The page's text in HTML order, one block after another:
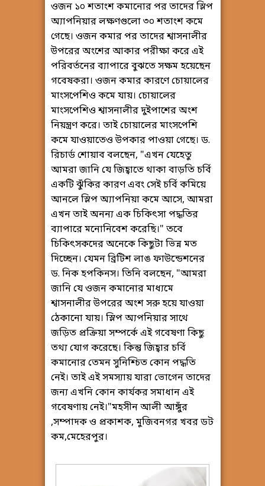
ওজন ১০ শতাংশ কমানোর পর তাদের স্লিপ
অ্যাপনিয়ার লক্ষণগুলো ৩০ শতাংশ কমে
গেছে। ওজন কমার পর তাদের শ্বাসনালীর
উপরের অংশের আকার পরীক্ষা করে এই
পরিবর্তনের ব্যাপারে বুঝতে সক্ষম হয়েছেন
গবেষকরা। ওজন কমার কারণে চোয়ালের
মাংসপেশিও কমে যায়। চোয়ালের
মাংসপেশিও শ্বাসনালীর দুইপাশের অংশ
নিয়ন্ত্রণ করে। তাই চোয়ালের মাংসপেশি
কমে যাওয়াতেও উপকার পাওয়া গেছে। ড.
রিচার্ড শোয়াব বলছেন, "এখন যেহেতু
আমরা জানি যে জিহ্বাতে থাকা বাড়তি চর্বি
একটি ঝুঁকির কারণ এবং সেই চর্বি কমিয়ে
আনলে স্লিপ অ্যাপনিয়া কমে আসে, আমরা
এখন তাই অনন্য এক চিকিৎসা পদ্ধতির
ব্যাপারে মনোনিবেশ করেছি।" তবে
চিকিৎসকদের অনেকে কিছুটা ভিন্ন মত
দিচ্ছেন। যেমন ব্রিটিশ লাঙ ফাউন্ডেশনের
ড. নিক হপকিনস। তিনি বলছেন, "আমরা
জানি যে ওজন কমানোর মাধ্যমে
শ্বাসনালীর উপরের অংশ সরু হয়ে যাওয়া
ঠেকানো যায়। স্লিপ অ্যপনিয়ার সাথে
জড়িত প্রক্রিয়া সম্পর্কে এই গবেষণা কিছু
তথ্য যোগ করেছে। কিন্তু জিহ্বার চর্বি
কমানোর তেমন সুনিশ্চিত কোন পদ্ধতি
নেই। তাই এই সমস্যায় যারা ভোগেন তাদের
জন্য এখনি কোন কার্যকর সমাধান এই
গবেষণায় নেই।"মহসীন আলী আঙ্গুঁর
,সম্পাদক ও প্রকাশক, মুজিবনগর খবর ডট
কম,মেহেরপুর।